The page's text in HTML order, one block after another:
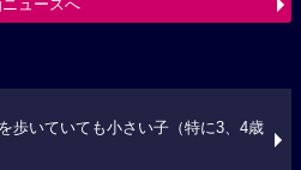
ュースへ
歩いていても小さい子（特に3、4歳